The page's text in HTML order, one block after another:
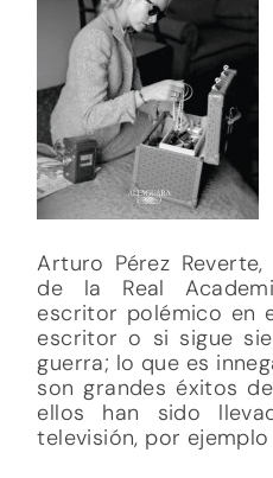
Arturo Pérez
de la Real
escritor polémico en
escritor o si sigue
guerra; lo que es
son grandes éxitos
ellos han sido
televisión, por ejemplo